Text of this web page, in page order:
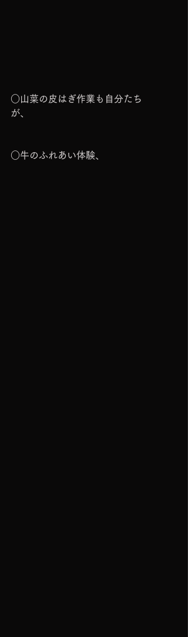
○山菜の皮はぎ作業も自分たち
が、
○牛のふれあい体験、